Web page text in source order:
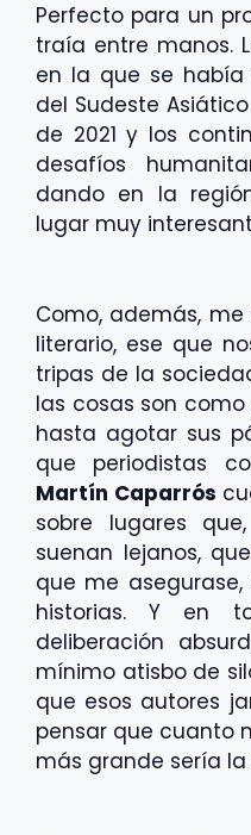
Perfecto para un
traía entre manos.
en la que se
del Sudeste
de 2021 y los
desafíos
dando en la
lugar muy
Como, además,
literario, ese que
tripas de la
las cosas son
hasta agotar sus
que periodistas
Martín Caparrós
sobre lugares
suenan lejanos,
que me
historias. Y en
deliberación
mínimo atisbo de
que esos autores
pensar que cuanto
más grande sería la